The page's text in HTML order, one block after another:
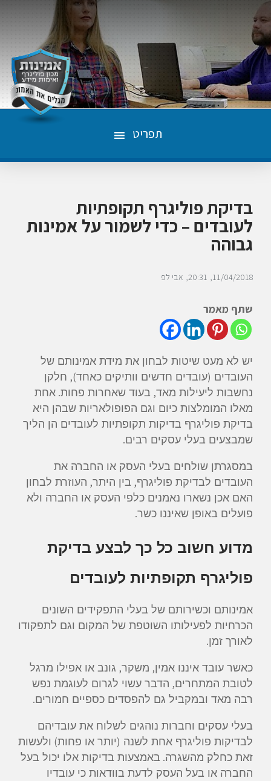
תפריט
בדיקת פוליגרף תקופתיות
לעובדים – כדי לשמור על אמינות
גבוהה
11/04/2018
20:31 אבי לפ
שתף מאמר
יש לא מעט שיטות לבחון את מידת אמינותם של
העובדים (עובדים חדשים וותיקים כאחד), חלקן
נחשבות ליעילות מאד, בעוד שאחרות פחות. אחת
מאלו המומלצות כיום וגם הפופולאריות שבהן היא
בדיקת פוליגרף בדיקות תקופתיות לעובדים הן הליך
שמבצעים בעלי עסקים רבים.
במסגרתן שולחים בעלי העסק או החברה את
העובדים לבדיקת פוליגרף, בין היתר, העוזרת לבחון
האם אכן נשארו נאמנים כלפי העסק או החברה ולא
פועלים באופן שאיננו כשר.
מדוע חשוב כל כך לבצע בדיקת
פוליגרף תקופתיות לעובדים
אמינותם וכשירותם של בעלי התפקידים השונים
הכרחיות לפעילותו השוטפת של המקום וגם לתפקודו
לאורך זמן.
כאשר עובד איננו אמין, משקר, גונב או אפילו מרגל
לטובת המתחרים, הדבר עשוי לגרום לעוגמת נפש
רבה מאד ובמקביל גם להפסדים כספיים חמורים.
בעלי עסקים וחברות נוהגים לשלוח את עובדיהם
לבדיקות פוליגרף אחת לשנה (יותר או פחות) ולעשות
זאת כחלק מהשגרה. באמצעות בדיקות אלו יכול בעל
החברה או בעל העסק לדעת בוודאות כי עובדיו